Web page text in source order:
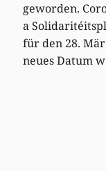
geworden.
a
für den 28.
neues Datum